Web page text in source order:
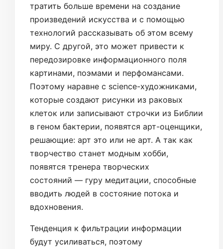
тратить больше времени на создание
произведений искусства и с помощью
технологий рассказывать об этом всему
миру. С другой, это может привести к
передозировке информационного поля
картинами, поэмами и перфомансами.
Поэтому наравне с science-художниками,
которые создают рисунки из раковых
клеток или записывают строчки из Библии
в геном бактерии, появятся арт-оценщики,
решающие: арт это или не арт. А так как
творчество станет модным хобби,
появятся тренера творческих
состояний — гуру медитации, способные
вводить людей в состояние потока и
вдохновения.
Тенденция к фильтрации информации
будут усиливаться, поэтому